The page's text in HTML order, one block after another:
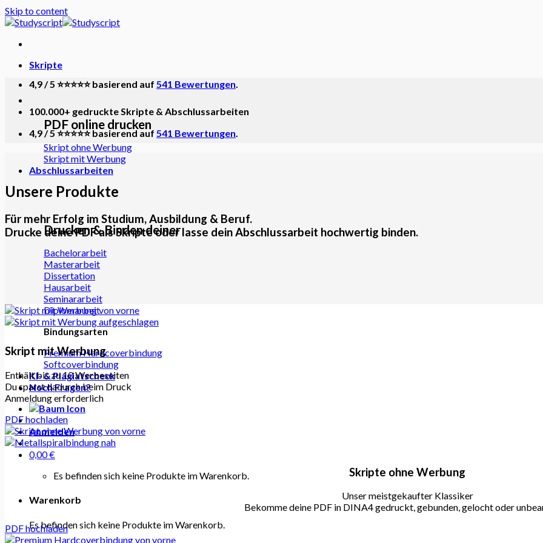
Skip to content
Skripte
PDF online drucken
Skript ohne Werbung
Skript mit Werbung
Abschlussarbeiten
Drucken & Binden deiner
Bachelorarbeit
Masterarbeit
Dissertation
Hausarbeit
Seminararbeit
Diplomarbeit
Bindungsarten
Premium Hardcoverbindung
Softcoverbindung
KI- & Plagiatscheck
Noch Fragen?
Anmelden
0,00€
Es befinden sich keine Produkte im Warenkorb.
Warenkorb
Es befinden sich keine Produkte im Warenkorb.
4,9 / 5 ⭐⭐⭐⭐⭐ basierend auf 541 Bewertungen.
100.000+ gedruckte Skripte & Abschlussarbeiten
4,9 / 5 ⭐⭐⭐⭐⭐ basierend auf 541 Bewertungen.
Unsere Produkte
Für mehr Erfolg im Studium, Ausbildung & Beruf.
Drucke deine PDF als Skripte oder lasse dein Abschlussarbeit hochwertig binden.
Skript mit Werbung
Enthält bis zu 10 Werbeseiten
Du sparst dadurch beim Druck
Anmeldung erforderlich
PDF hochladen
Skripte ohne Werbung
Unser meistgekaufter Klassiker
Bekomme deine PDF in DINA4 gedruckt, gebunden, gelocht oder
PDF hochladen